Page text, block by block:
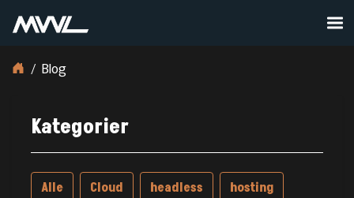
Blog
Kategorier
Alle Cloud headless hosting